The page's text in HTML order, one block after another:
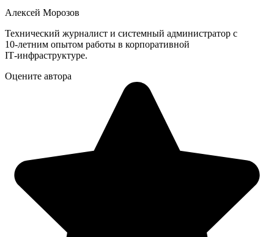
Алексей Морозов
Технический журналист и системный администратор с
10‑летним опытом работы в корпоративной
IT‑инфраструктуре.
Оцените автора